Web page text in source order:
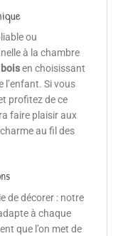
ou
à la chambre
en choisissant
l’enfant. Si vous
profitez de ce
faire plaisir aux
au fil des
de décorer : notre
à chaque
que l’on met de